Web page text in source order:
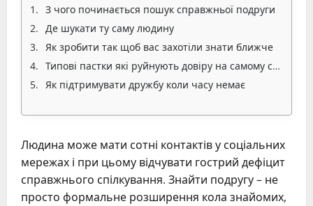
З чого починається пошук справжньої подруги
Де шукати ту саму людину
Як зробити так щоб вас захотіли знати ближче
Типові пастки які руйнують довіру на самому старті
Як підтримувати дружбу коли часу немає
Людина може мати сотні контактів у соціальних
мережах і при цьому відчувати гострий дефіцит
справжнього спілкування. Знайти подругу – не
просто формальне розширення кола знайомих,